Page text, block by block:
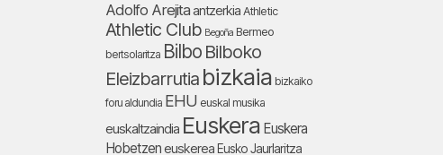
Adolfo Arejitaantzerkia Athletic
Athletic Club Begoña Bermeo
bertsolaritza Bilbo Bilboko
Eleizbarrutia bizkaia bizkaiko
foru aldundia EHU euskal musika
euskaltzaindia Euskera Euskera
Hobetzeneuskerea Eusko Jaurlaritza